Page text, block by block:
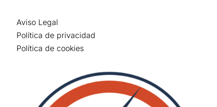
Aviso Legal
Política de privacidad
Política de cookies